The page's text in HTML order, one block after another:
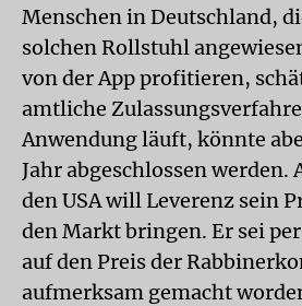
Menschen in Deutschland,
solchen Rollstuhl
von der App profitieren,
amtliche
Anwendung läuft, könnte
Jahr abgeschlossen werden.
den USA will Leverenz sein
den Markt bringen. Er sei
auf den Preis der
aufmerksam gemacht